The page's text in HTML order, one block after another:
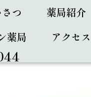
つ 薬局紹介
薬局
アクセス